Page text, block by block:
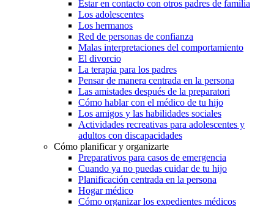
Estar en contacto con otros padres de familia
Los adolescentes
Los hermanos
Red de personas de confianza
Malas interpretaciones del comportamiento
El divorcio
La terapia para los padres
Pensar de manera centrada en la persona
Las amistades después de la preparatori
Cómo hablar con el médico de tu hijo
Los amigos y las habilidades sociales
Actividades recreativas para adolescentes y
adultos con discapacidades
Cómo planificar y organizarte
Preparativos para casos de emergencia
Cuando ya no puedas cuidar de tu hijo
Planificación centrada en la persona
Hogar médico
Cómo organizar los expedientes médicos